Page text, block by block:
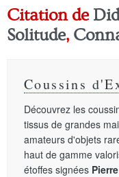
Citation de
Solitude,
Coussins
Découvrez les
tissus de grandes
amateurs d'objets
haut de gamme
étoffes signées